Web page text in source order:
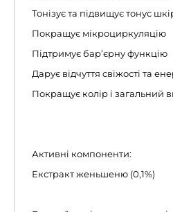
Тонізує та підвищує тонус
Покращує мікроциркуляцію
Підтримує бар’єрну функцію
Дарує відчуття свіжості та
Покращує колір і загальний
Активні компоненти:
Екстракт женьшеню (0,1%)